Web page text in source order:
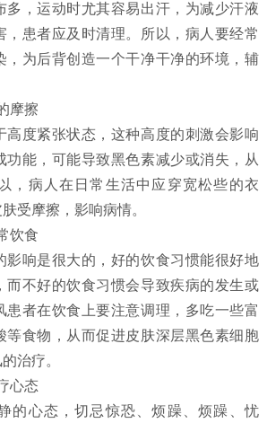
，运动时尤其容易出汗，为减少汗液
，患者应及时清理。所以，病人要经常
，为后背创造一个干净干净的环境，辅
摩擦
度紧张状态，这种高度的刺激会影响
功能，可能导致黑色素减少或消失，从
，病人在日常生活中应穿宽松些的衣
受摩擦，影响病情。
饮食
响是很大的，好的饮食习惯能很好地
而不好的饮食习惯会导致疾病的发生或
患者在饮食上要注意调理，多吃一些富
等食物，从而促进皮肤深层黑色素细胞
治疗。
心态
心态，切忌惊恐、烦躁、烦躁、忧